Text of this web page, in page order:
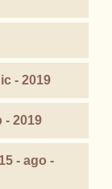
- 2019
- 2019
15 - ago -